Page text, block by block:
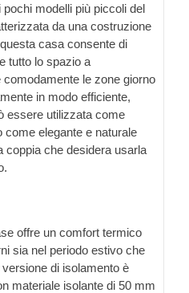
modelli più piccoli del
da una costruzione
casa consente di
tutto lo spazio a
le zone giorno
in modo efficiente,
essere utilizzata come
come elegante e naturale
coppia che desidera usarla
offre un comfort termico
sia nel periodo estivo che
di isolamento è
materiale isolante di 50 mm